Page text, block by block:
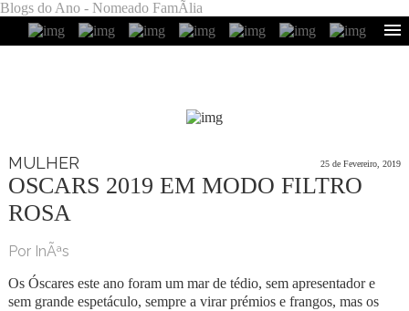
Blogs do Ano - Nomeado FamÃ­lia
MULHER 25 de Fevereiro, 2019
OSCARS 2019 EM MODO FILTRO
ROSA
Por InÃªs
Os Óscares este ano foram um mar de tédio, sem apresentador e
sem grande espetáculo, sempre a virar prémios e frangos, mas os